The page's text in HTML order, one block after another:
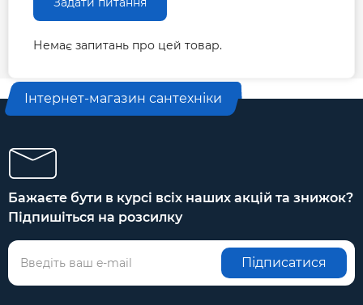
Немає запитань про цей товар.
Інтернет-магазин сантехніки
Бажаєте бути в курсі всіх наших акцій та знижок?
Підпишіться на розсилку
Підписатися